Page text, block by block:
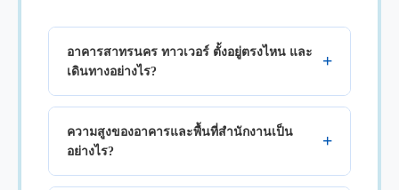
อาคารสาทรนคร ทาวเวอร์ ตั้งอยู่ตรงไหน และ
เดินทางอย่างไร?
ความสูงของอาคารและพื้นที่สำนักงานเป็น
อย่างไร?